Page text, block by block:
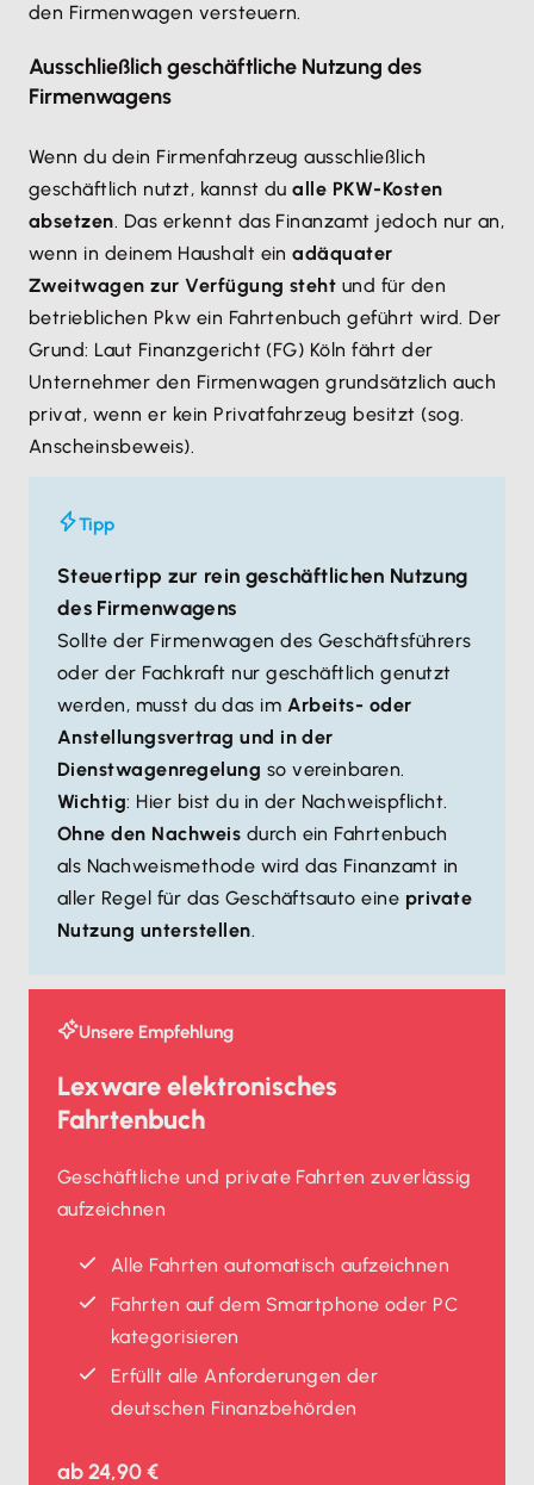
den Firmenwagen versteuern.
Ausschließlich geschäftliche Nutzung des
Firmenwagens
Wenn du dein Firmenfahrzeug ausschließlich
geschäftlich nutzt, kannst dualle PKW-Kosten
absetzen. Das erkennt das Finanzamt jedoch nur an,
wenn in deinem Haushalt einadäquater
Zweitwagen zur Verfügung steht und für den
betrieblichen Pkw ein Fahrtenbuch geführt wird. Der
Grund: Laut Finanzgericht (FG) Köln fährt der
Unternehmer den Firmenwagen grundsätzlich auch
privat, wenn er kein Privatfahrzeug besitzt (sog.
Anscheinsbeweis).
Tipp
Steuertipp zur rein geschäftlichen Nutzung
des Firmenwagens
Sollte der Firmenwagen des Geschäftsführers
oder der Fachkraft nur geschäftlich genutzt
werden, musst du das im Arbeits- oder
Anstellungsvertrag und in der
Dienstwagenregelung so vereinbaren.
Wichtig: Hier bist du in der Nachweispflicht.
Ohne den Nachweis durch ein Fahrtenbuch
als Nachweismethode wird das Finanzamt in
aller Regel für das Geschäftsauto eine private
Nutzung unterstellen.
Unsere Empfehlung
Lexware elektronisches
Fahrtenbuch
Geschäftliche und private Fahrten zuverlässig
aufzeichnen
Alle Fahrten automatisch aufzeichnen
Fahrten auf dem Smartphone oder PC
kategorisieren
Erfüllt alle Anforderungen der
deutschen Finanzbehörden
ab24,90 €